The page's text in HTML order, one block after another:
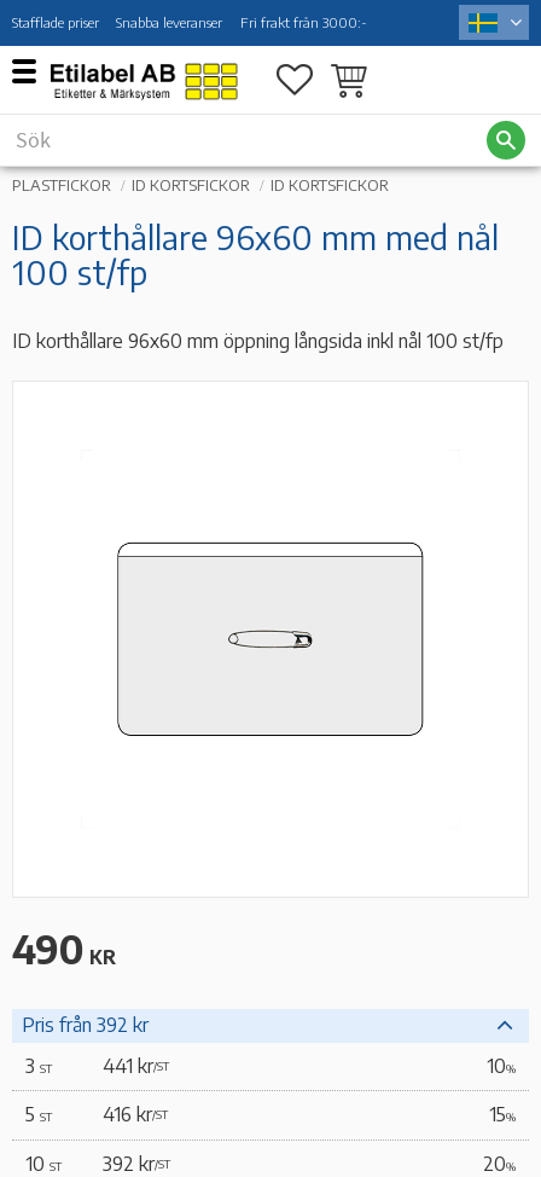
Meny
Stafflade priser Snabba leveranser Fri frakt från 3000:-
Favoriter
Kundvagn
PLASTFICKOR ID KORTSFICKOR ID KORTSFICKOR
ID korthållare 96x60 mm med nål
100 st/fp
ID korthållare 96x60 mm öppning långsida inkl nål 100 st/fp
490 KR
Pris från 392 kr
3 ST 441 kr/ST 10%
5 ST 416 kr/ST 15%
10 ST 392 kr/ST 20%